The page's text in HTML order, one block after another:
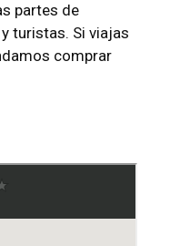
partes de
turistas. Si viajas
comprar